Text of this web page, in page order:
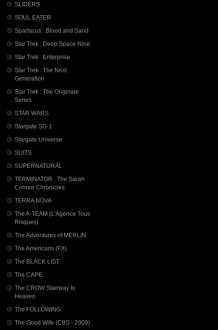
SLIDERS
SOUL EATER
Spartacus : Blood and Sand
Star Trek : Deep Space Nine
Star Trek : Enterprise
Star Trek : The Next
Generation
Star Trek : The Originale
Series
STAR WARS
Stargate SG-1
Stargate Universe
SUITS
SUPERNATURAL
TERMINATOR : The Sarah
Connor Chronicles
TERRA NOVA
The A-TEAM (L'Agence Tous
Risques)
The Adventures of MERLIN
The Americans (FX)
The BLACK LIST
The CAPE
The CROW Stairway to
Heaven
The FOLLOWING
The Good Wife (CBS - 2009)